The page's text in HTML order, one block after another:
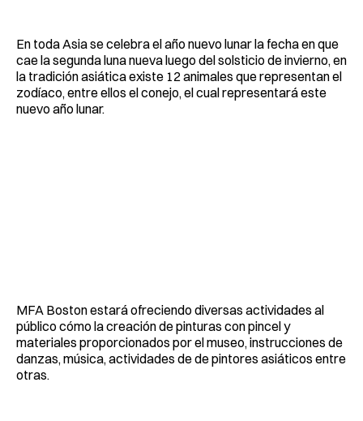
En toda Asia se celebra el año nuevo lunar la fecha en que
cae la segunda luna nueva luego del solsticio de invierno, en
la tradición asiática existe 12 animales que representan el
zodíaco, entre ellos el conejo, el cual representará este
nuevo año lunar.
MFA Boston estará ofreciendo diversas actividades al
público cómo la creación de pinturas con pincel y
materiales proporcionados por el museo, instrucciones de
danzas, música, actividades de de pintores asiáticos entre
otras.